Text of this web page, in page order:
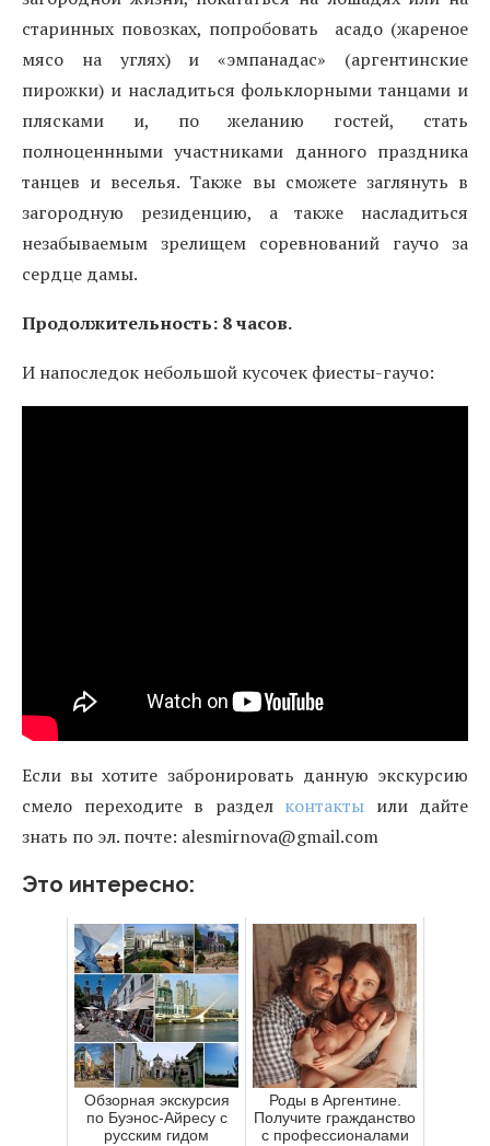
старинных повозках, попробовать асадо (жареное
мясо на углях) и «эмпанадас» (аргентинские
пирожки) и насладиться фольклорными танцами и
плясками и, по желанию гостей, стать
полноценнными участниками данного праздника
танцев и веселья. Также вы сможете заглянуть в
загородную резиденцию, а также насладиться
незабываемым зрелищем соревнований гаучо за
сердце дамы.
Продолжительность: 8 часов.
И напоследок небольшой кусочек фиесты-гаучо:
Если вы хотите забронировать данную экскурсию
смело переходите в раздел контакты или дайте
знать по эл. почте: alesmirnova@gmail.com
Это интересно:
Обзорная экскурсия
по Буэнос-Айресу с
русским гидом
Роды в Аргентине.
Получите гражданство
с профессионалами